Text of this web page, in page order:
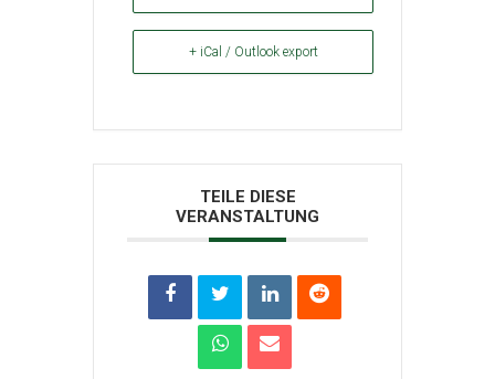
+ iCal / Outlook export
TEILE DIESE
VERANSTALTUNG